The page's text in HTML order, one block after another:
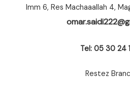
Imm 6, Res Machaaallah 4,
Tel: 05 30 24
Restez